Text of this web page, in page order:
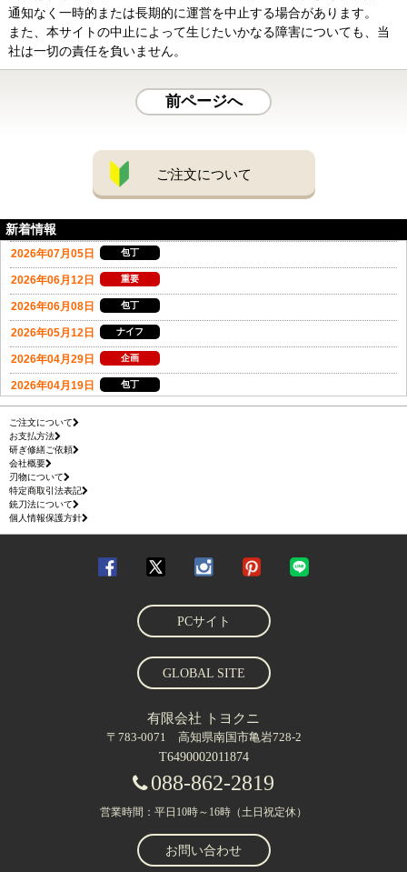
通知なく一時的または長期的に運営を中止する場合があります。
また、本サイトの中止によって生じたいかなる障害についても、当
社は一切の責任を負いません。
前ページへ
ご注文について
新着情報
ご注文について
お支払方法
研ぎ修繕ご依頼
会社概要
刃物について
特定商取引法表記
銃刀法について
個人情報保護方針
PCサイト
GLOBAL SITE
有限会社 トヨクニ
〒783-0071 高知県南国市亀岩728-2
T6490002011874
088-862-2819
営業時間：平日10時～16時（土日祝定休）
お問い合わせ